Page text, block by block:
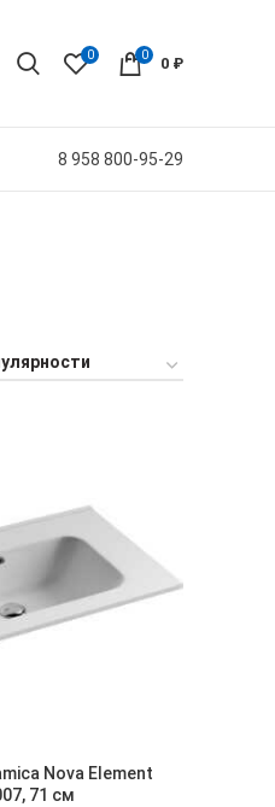
0 0 0 ₽
8 958 800-95-29
Nova Element
71 см